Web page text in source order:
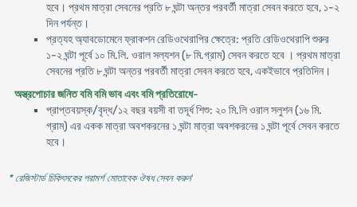
হবে। প্রথম মাত্রা সেবনের প্রতি ৮ ঘন্টা অন্তর পরবর্তী মাত্রা সেবন করতে হবে, ১-২
দিন পর্যন্ত।
প্রত্যহ অ্যাবডােমেনে ফ্রাকশন রেডিওথেরাপির ক্ষেত্রে: প্রতি রেডিওথেরাপি শুরুর
১-২ ঘন্টা পূর্বে ১০ মি.লি. ওরাল সল্যশন (৮ মি.গ্রাম) সেবন করতে হবে । প্রথম মাত্রা
সেবনের প্রতি ৮ ঘন্টা অন্তর পরবর্তী মাত্রা সেবন করতে হবে, একইভাবে প্রতিদিন।
অস্ত্রপােচার জনিত বমি বমি ভাব এবং বমি প্রতিরােধে-
প্রাপ্তবয়স্ক/বৃদ্ধ/১২ বছর বয়সী বা তদূর্ধ শিশু: ২০ মি.লি ওরাল সলুশন (১৬ মি.
গ্রাম) এর একক মাত্রা অবশকরনের ১ ঘন্টা মাত্রা অবশকরনের ১ ঘন্টা পূর্বে সেবন করতে
হবে।
* রেজিস্টার্ড চিকিৎসকের পরামর্শ মোতাবেক ঔষধ সেবন করুন'